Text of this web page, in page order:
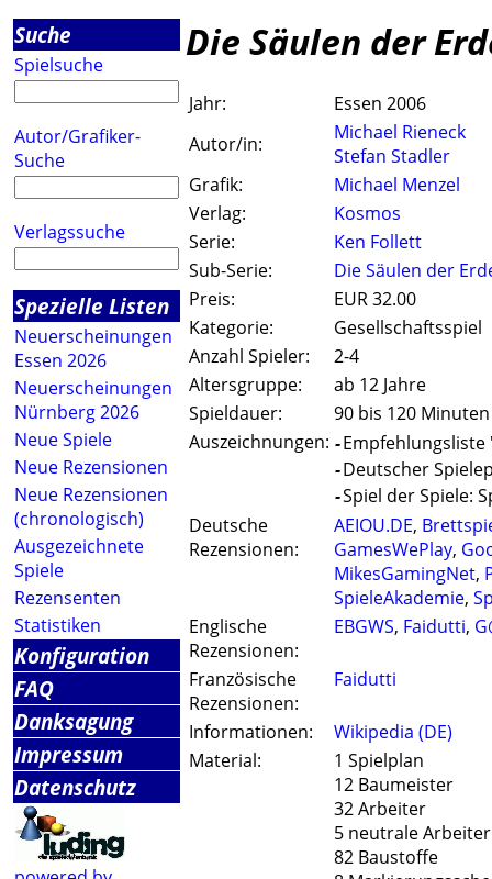
Suche
Spielsuche
Autor/Grafiker-
Suche
Verlagssuche
Spezielle Listen
Neuerscheinungen
Essen 2026
Neuerscheinungen
Nürnberg 2026
Neue Spiele
Neue Rezensionen
Neue Rezensionen
(chronologisch)
Ausgezeichnete
Spiele
Rezensenten
Statistiken
Konfiguration
FAQ
Danksagung
Impressum
Datenschutz
Die Säulen der
Jahr:
Essen 2006
Autor/in:
Michael Rieneck
Stefan Stadler
Grafik:
Michael Menzel
Verlag:
Kosmos
Serie:
Ken Follett
Sub-Serie:
Die Säulen der
Preis:
EUR 32.00
Kategorie:
Gesellschaftsspiel
Anzahl Spieler:
2-4
Altersgruppe:
ab 12 Jahre
Spieldauer:
90 bis 120 Minuten
Auszeichnungen: -Empfehlungsliste
-Deutscher
-Spiel der Spiele:
Deutsche
Rezensionen:
AEIOU.DE,
GamesWePlay,
MikesGamingNet,
SpieleAkademie,
Englische
Rezensionen:
EBGWS, Faidutti,
Französische
Rezensionen:
Faidutti
Informationen:
Wikipedia (DE)
Material:
1 Spielplan
12 Baumeister
32 Arbeiter
5 neutrale Arbeiter
82 Baustoffe